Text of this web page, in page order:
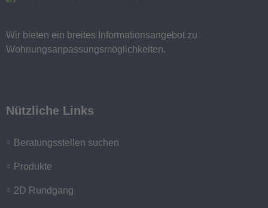
Wir bieten ein breites Informationsangebot zu
Wohnungsanpassungsmöglichkeiten.
Nützliche Links
Beratungsstellen suchen
Produkte
2D Rundgang